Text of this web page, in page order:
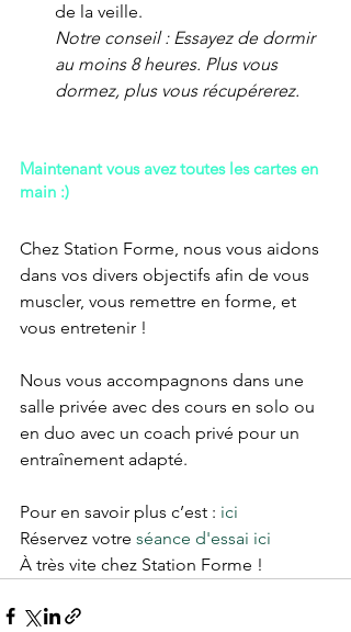
de la veille.
Notre conseil : Essayez de dormir
au moins 8 heures. Plus vous
dormez, plus vous récupérerez.
Maintenant vous avez toutes les cartes en
main :)
Chez Station Forme, nous vous aidons
dans vos divers objectifs afin de vous
muscler, vous remettre en forme, et
vous entretenir !
Nous vous accompagnons dans une
salle privée avec des cours en solo ou
en duo avec un coach privé pour un
entraînement adapté.
Pour en savoir plus c’est : ici
Réservez votre séance d'essai ici
À très vite chez Station Forme !